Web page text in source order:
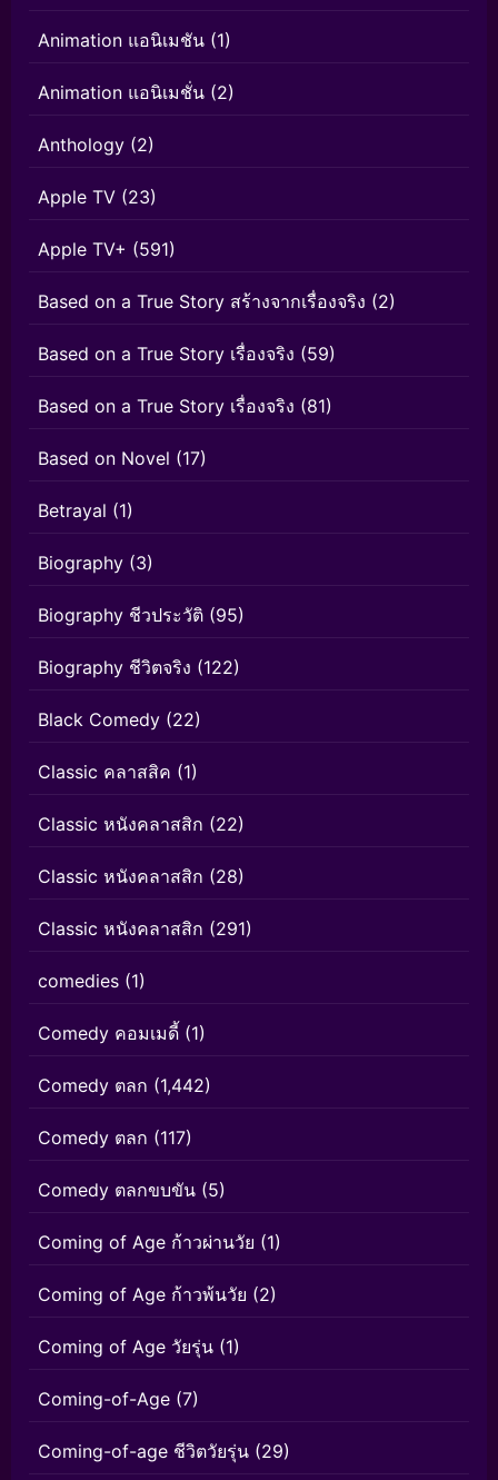
Animation แอนิเมชัน (1)
Animation แอนิเมชั่น (2)
Anthology (2)
Apple TV (23)
Apple TV+ (591)
Based on a True Story สร้างจากเรื่องจริง (2)
Based on a True Story เรื่องจริง (59)
Based on a True Story เรื่องจริง (81)
Based on Novel (17)
Betrayal (1)
Biography (3)
Biography ชีวประวัติ (95)
Biography ชีวิตจริง (122)
Black Comedy (22)
Classic คลาสสิค (1)
Classic หนังคลาสสิก (22)
Classic หนังคลาสสิก (28)
Classic หนังคลาสสิก (291)
comedies (1)
Comedy คอมเมดี้ (1)
Comedy ตลก (1,442)
Comedy ตลก (117)
Comedy ตลกขบขัน (5)
Coming of Age ก้าวผ่านวัย (1)
Coming of Age ก้าวพ้นวัย (2)
Coming of Age วัยรุ่น (1)
Coming-of-Age (7)
Coming-of-age ชีวิตวัยรุ่น (29)